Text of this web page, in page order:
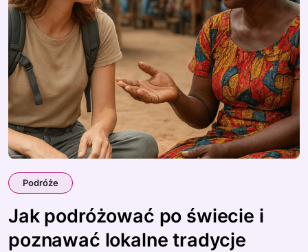
Podróże
Jak podróżować po świecie i
poznawać lokalne tradycje